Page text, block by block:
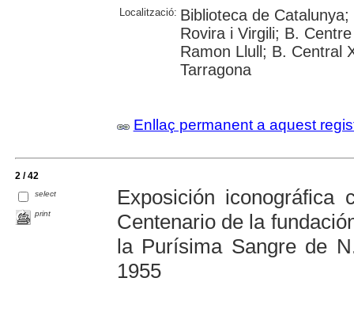
Localització: Biblioteca de
Rovira i Virgili; B.
Ramon Llull; B. Central
Tarragona
Enllaç permanent a aquest
2 / 42
select
print
Exposición iconográfica
Centenario de la
la Purísima Sangre de
1955